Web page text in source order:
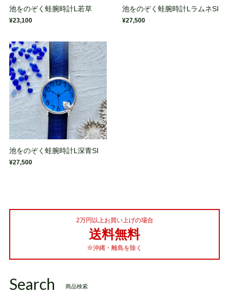
池をのぞく蛙腕時計L若草
¥23,100
池をのぞく蛙腕時計LラムネSI
¥27,500
池をのぞく蛙腕時計L深青SI
¥27,500
2万円以上お買い上げの場合
送料無料
※沖縄・離島を除く
Search 商品検索